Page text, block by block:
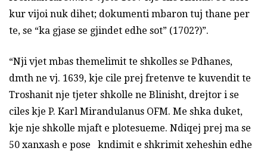
kur vijoi nuk dihet; dokumenti mbaron tuj thane per
te, se “ka gjase se gjindet edhe sot” (1702?)”.
“Nji vjet mbas themelimit te shkolles se Pdhanes,
dmth ne vj. 1639, kje cile prej fretenve te kuvendit te
Troshanit nje tjeter shkolle ne Blinisht, drejtor i se
ciles kje P. Karl Mirandulanus OFM. Me shka duket,
kje nje shkolle mjaft e plotesueme. Ndiqej prej ma se
50 xanxash e pose kndimit e shkrimit xeheshin edhe